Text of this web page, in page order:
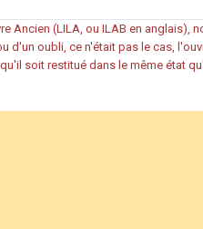
Ancien (LILA, ou ILAB en
oubli, ce n'était pas le cas,
soit restitué dans le même état